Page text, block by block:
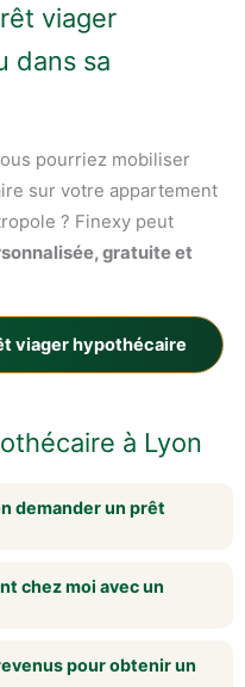
viager
dans sa
pourriez mobiliser
sur votre appartement
? Finexy peut
gratuite et
viager hypothécaire
à Lyon
demander un prêt
généralement à des
âge, de la valeur de
chez moi avec un
des conditions du
pour obtenir un